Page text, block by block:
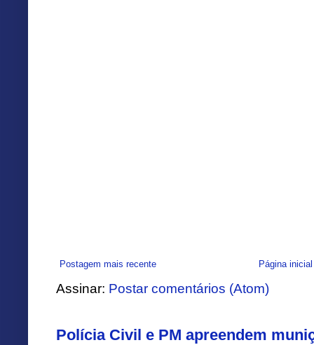
Postagem mais recente Página inicial
Assinar: Postar comentários (Atom)
Polícia Civil e PM apreendem